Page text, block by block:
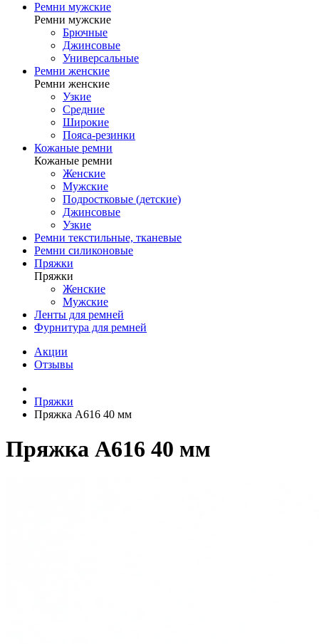
Ремни мужские
Ремни мужские
Брючные
Джинсовые
Универсальные
Ремни женские
Ремни женские
Узкие
Средние
Широкие
Пояса-резинки
Кожаные ремни
Кожаные ремни
Женские
Мужские
Подростковые (детские)
Джинсовые
Узкие
Ремни текстильные, тканевые
Ремни силиконовые
Пряжки
Пряжки
Женские
Мужские
Ленты для ремней
Фурнитура для ремней
Акции
Отзывы
Пряжки
Пряжка A616 40 мм
Пряжка A616 40 мм